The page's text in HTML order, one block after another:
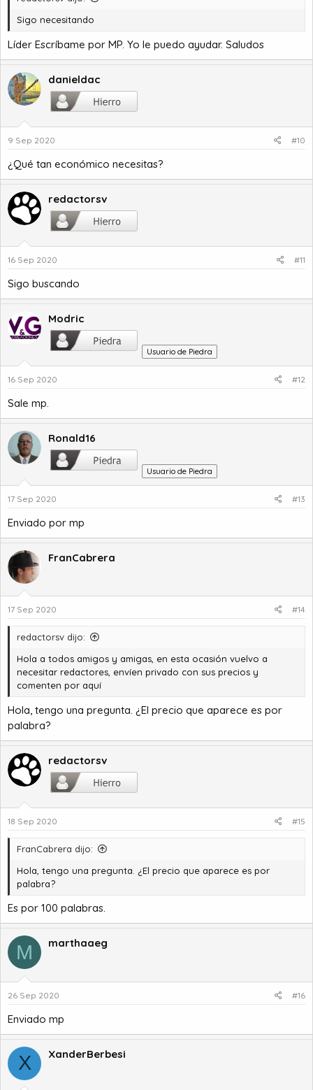
Sigo necesitando
Líder Escríbame por MP. Yo le puedo ayudar. Saludos
danieldac
9 Sep 2020 #10
¿Qué tan económico necesitas?
redactorsv
16 Sep 2020 #11
Sigo buscando
Modric
Usuario de Piedra
16 Sep 2020 #12
Sale mp.
Ronald16
Usuario de Piedra
17 Sep 2020 #13
Enviado por mp
FranCabrera
17 Sep 2020 #14
redactorsv dijo:
Hola a todos amigos y amigas, en esta ocasión vuelvo a
necesitar redactores, envíen privado con sus precios y
comenten por aquí
Hola, tengo una pregunta. ¿El precio que aparece es por
palabra?
redactorsv
18 Sep 2020 #15
FranCabrera dijo:
Hola, tengo una pregunta. ¿El precio que aparece es por
palabra?
Es por 100 palabras.
M marthaaeg
26 Sep 2020 #16
Enviado mp
X XanderBerbesi